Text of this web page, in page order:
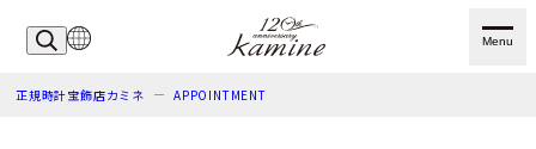
Menu
正規時計宝飾店カミネ APPOINTMENT